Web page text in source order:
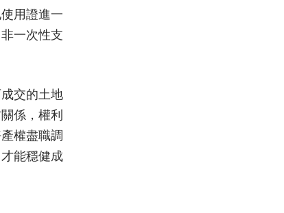
用證進一
一次性支
交的土地
係，權利
權盡職調
能穩健成